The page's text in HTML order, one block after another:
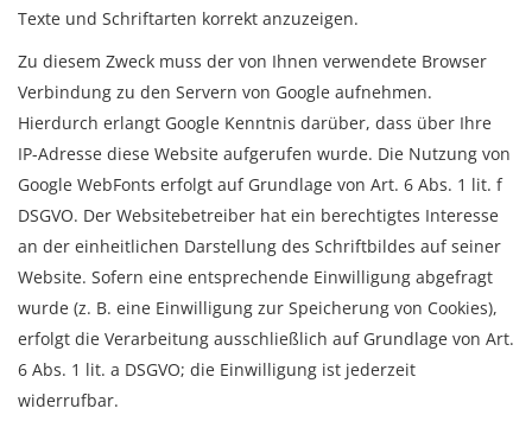
Texte und Schriftarten korrekt anzuzeigen.
Zu diesem Zweck muss der von Ihnen verwendete Browser
Verbindung zu den Servern von Google aufnehmen.
Hierdurch erlangt Google Kenntnis darüber, dass über Ihre
IP-Adresse diese Website aufgerufen wurde. Die Nutzung von
Google WebFonts erfolgt auf Grundlage von Art. 6 Abs. 1 lit. f
DSGVO. Der Websitebetreiber hat ein berechtigtes Interesse
an der einheitlichen Darstellung des Schriftbildes auf seiner
Website. Sofern eine entsprechende Einwilligung abgefragt
wurde (z. B. eine Einwilligung zur Speicherung von Cookies),
erfolgt die Verarbeitung ausschließlich auf Grundlage von Art.
6 Abs. 1 lit. a DSGVO; die Einwilligung ist jederzeit
widerrufbar.